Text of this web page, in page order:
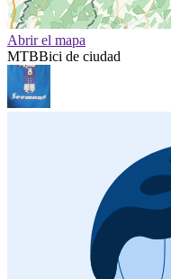
Abrir el mapa
MTBBici de ciudad